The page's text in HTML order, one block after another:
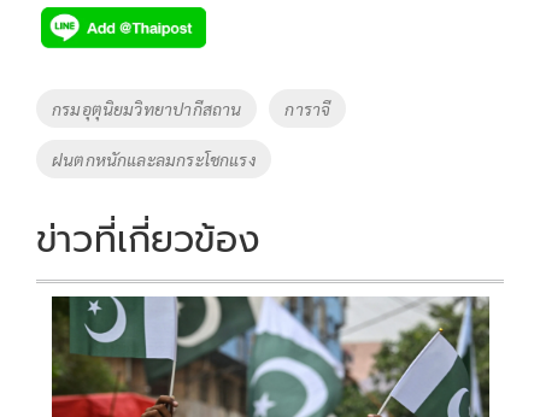
e
b
o
k
tt
er
p
y
Li
k
Tags
กรมอุตุนิยมวิทยาปากีสถาน การาจี
ฝนตกหนักและลมกระโชกแรง
ข่าวที่เกี่ยวข้อง